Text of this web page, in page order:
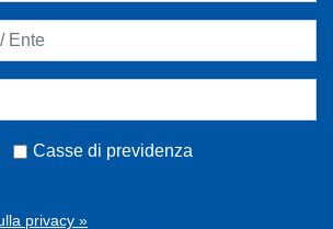
Casse di previdenza
privacy »